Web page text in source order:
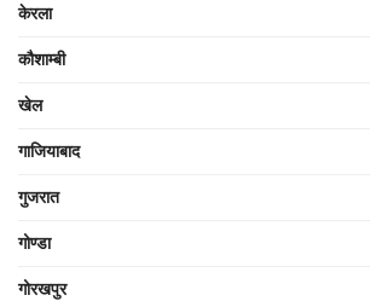
केरला
कौशाम्बी
खेल
गाजियाबाद
गुजरात
गोण्डा
गोरखपुर